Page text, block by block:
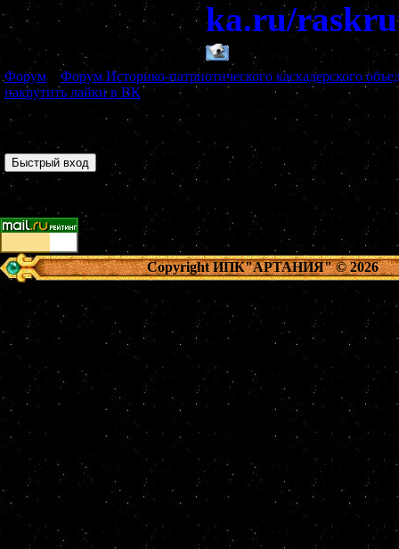
ka.ru/
Форум
Форум Историко-патриотического каскадерского
накрутить лайки в ВК
Copyright ИПК"АРТАНИЯ"© 2026